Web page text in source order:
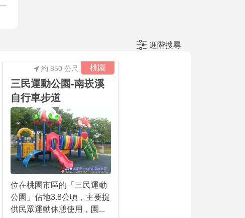
進階搜尋
桃園
約 850 公尺
三民運動公園-南崁溪
自行車步道
位在桃園市區的「三民運動
公園」佔地3.8公頃，主要提
供民眾運動休憩使用，園...